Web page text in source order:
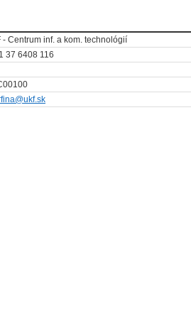
- Centrum inf. a kom. technológií
37 6408 116